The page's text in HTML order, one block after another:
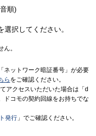
順)
択してください。
。
ネットワーク暗証番号」が必要
ら をご確認ください。
アクセスいただいた場合は「d
ドコモの契約回線をお持ちでな
発行 」でご確認ください。